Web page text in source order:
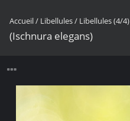
Accueil/ Libellules/ Libellules (4/4)
(Ischnura elegans)